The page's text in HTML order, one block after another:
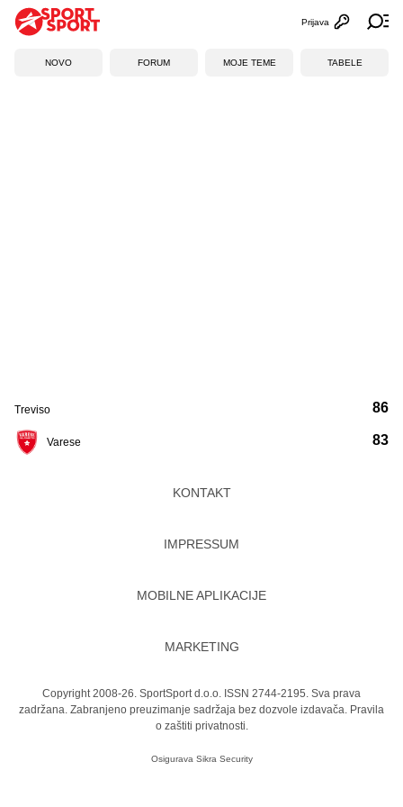
Otvori
Prijava
NOVO FORUM MOJE TEME TABELE
Treviso
Varese
86
83
KONTAKT
IMPRESSUM
MOBILNE APLIKACIJE
MARKETING
Copyright 2008-26. SportSport d.o.o. ISSN 2744-2195. Sva prava
zadržana. Zabranjeno preuzimanje sadržaja bez dozvole izdavača. Pravila
o zaštiti privatnosti.
Osigurava Sikra Security